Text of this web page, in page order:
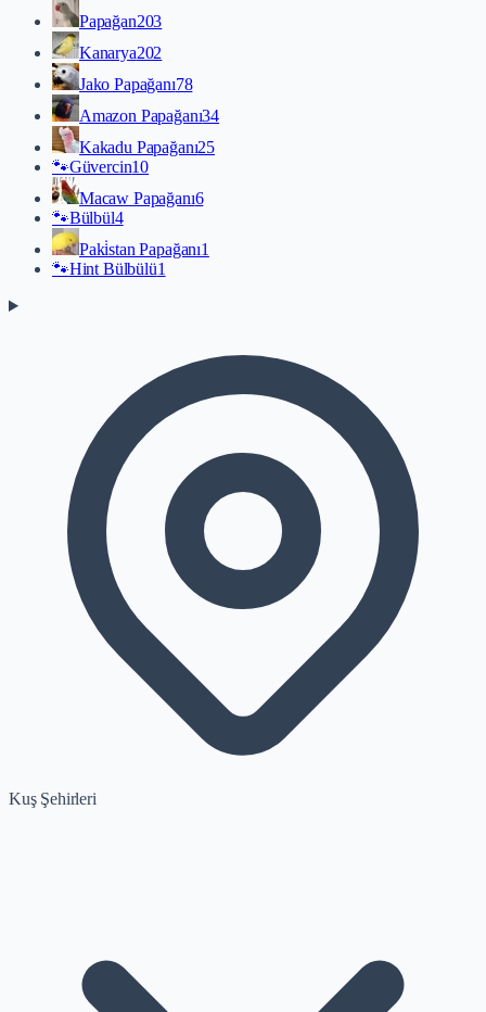
Papağan203
Kanarya202
Jako Papağanı78
Amazon Papağanı34
Kakadu Papağanı25
🐾Güvercin10
Macaw Papağanı6
🐾Bülbül4
Paki̇stan Papağanı1
🐾Hint Bülbülü1
Kuş Şehirleri